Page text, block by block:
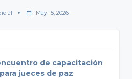
May 15, 2026
de capacitación
jueces de paz